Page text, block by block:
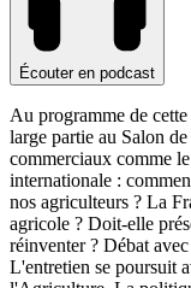
Écouter en podcast
Au programme de
large partie au Salon
commerciaux comme
internationale :
nos agriculteurs ? La
agricole ? Doit-elle
réinventer ? Débat
L'entretien se poursuit